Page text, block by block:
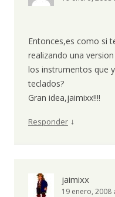
Entonces,es como si
realizando una
los instrumentos que
teclados?
Gran idea,jaimixx!!!!
Responder ↓
jaimixx
19 enero, 2008